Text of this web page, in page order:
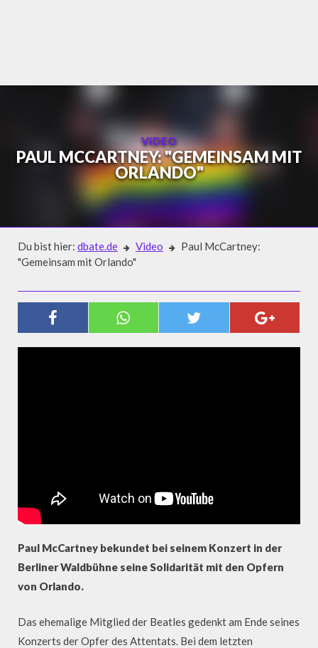
VIDEO
PAUL MCCARTNEY: "GEMEINSAM MIT
ORLANDO"
Du bist hier: dbate.de Video
Paul McCartney:
"Gemeinsam mit Orlando"
PAUL MCCARTNEY: "GEMEINSAM
MIT ORLANDO"
Paul McCartney bekundet bei seinem Konzert in der
Berliner Waldbühne seine Solidarität mit den Opfern
von Orlando.
Das ehemalige Mitglied der Beatles gedenkt am Ende seines
Konzerts der Opfer des Attentats. Bei dem letzten